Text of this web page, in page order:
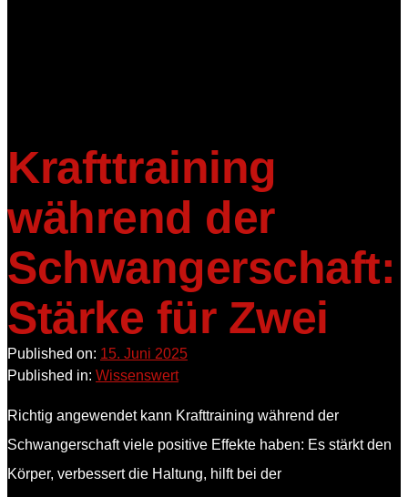
Krafttraining
während der
Schwangerschaft:
Stärke für Zwei
Published on: 15. Juni 2025
Published in: Wissenswert
Richtig angewendet kann Krafttraining während der
Schwangerschaft viele positive Effekte haben: Es stärkt den
Körper, verbessert die Haltung, hilft bei der